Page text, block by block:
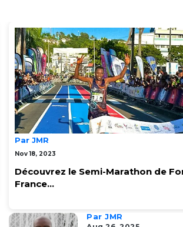
Par JMR
Nov 18, 2023
Découvrez le Semi-Marathon de
France...
Par JMR